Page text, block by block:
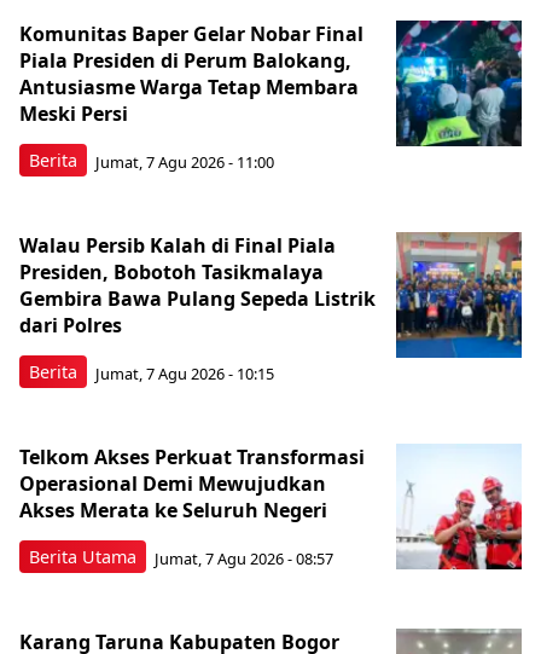
Berita
Komunitas Baper Gelar Nobar Final
Piala Presiden di Perum Balokang,
Antusiasme Warga Tetap Membara
Meski Persi
Jumat, 7 Agu 2026 - 11:00
Berita
Walau Persib Kalah di Final Piala
Presiden, Bobotoh Tasikmalaya
Gembira Bawa Pulang Sepeda Listrik
dari Polres
Jumat, 7 Agu 2026 - 10:15
Berita Utama
Telkom Akses Perkuat Transformasi
Operasional Demi Mewujudkan
Akses Merata ke Seluruh Negeri
Jumat, 7 Agu 2026 - 08:57
Karang Taruna Kabupaten Bogor